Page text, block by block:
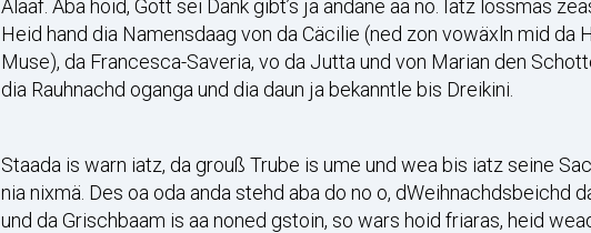
Alaaf. Aba hoid, Gott sei Dank gibt’s ja andane aa no. Iatz lossmas
Heid hand dia Namensdaag von da Cäcilie (ned zon vowäxln mid da
Muse), da Francesca-Saveria, vo da Jutta und von Marian den
dia Rauhnachd oganga und dia daun ja bekanntle bis Dreikini.
Staada is warn iatz, da grouß Trube is ume und wea bis iatz seine
nia nixmä. Des oa oda anda stehd aba do no o, dWeihnachdsbeichd
und da Grischbaam is aa noned gstoin, so wars hoid friaras, heid